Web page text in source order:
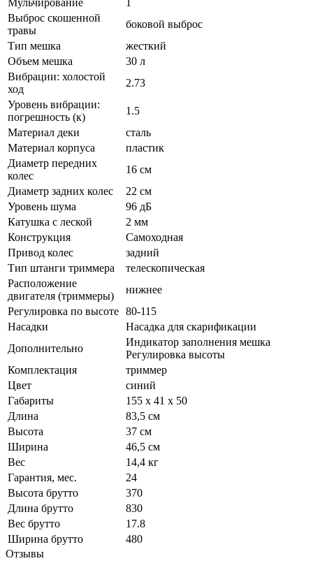
Выброс скошенной
травы
боковой выброс
Тип мешка
жесткий
Объем мешка
30 л
Вибрации: холостой
ход
2.73
Уровень вибрации:
погрешность (к)
1.5
Материал деки
сталь
Материал корпуса
пластик
Диаметр передних
колес
16 см
Диаметр задних колес
22 см
Уровень шума
96 дБ
Катушка с леской
2 мм
Конструкция
Самоходная
Привод колес
задний
Тип штанги триммера
телескопическая
Расположение
двигателя (триммеры)
нижнее
Регулировка по высоте 80-115
Насадки
Насадка для скарификации
Дополнительно
Индикатор заполнения мешка
Регулировка высоты
Комплектация
триммер
Цвет
синий
Габариты
155 x 41 x 50
Длина
83,5 см
Высота
37 см
Ширина
46,5 см
Вес
14,4 кг
Гарантия, мес.
24
Высота брутто
370
Длина брутто
830
Вес брутто
17.8
Ширина брутто
480
Отзывы